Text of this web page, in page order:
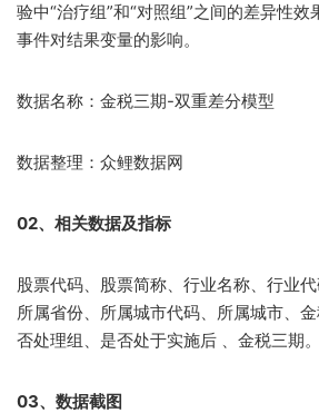
验中“治疗组”和“对照组”之间的差异性
事件对结果变量的影响。
数据名称：金税三期-双重差分模型
数据整理：众鲤数据网
02、相关数据及指标
股票代码、股票简称、行业名称、行业代
所属省份、所属城市代码、所属城市、
否处理组、是否处于实施后 、金税三期。
03、数据截图